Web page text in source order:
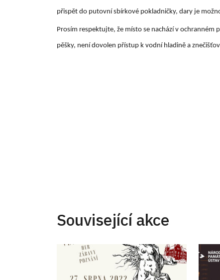
přispět do putovní sbírkové pokladničky, dary je
Prosím respektujte, že místo se nachází v
pěšky, není dovolen přístup k vodní hladině a
Související akce